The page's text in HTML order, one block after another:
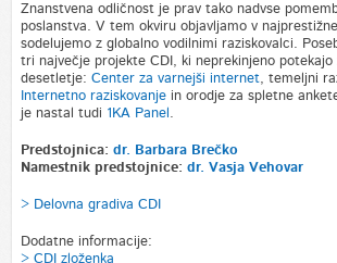
Znanstvena odličnost je prav tako nadvse
poslanstva. V tem okviru objavljamo v
sodelujemo z globalno vodilnimi raziskovalci.
tri največje projekte CDI, ki neprekinjeno potekajo
desetletje: Center za varnejši internet, temeljni
Internetno raziskovanjein orodje za spletne
je nastal tudi 1KA Panel .
Predstojnica: dr. Barbara Brečko
Namestnik predstojnice: dr. Vasja Vehovar
> Delovna gradiva CDI
Dodatne informacije:
> CDI zloženka